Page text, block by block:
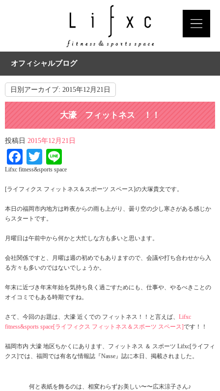
オフィシャルブログ
日別アーカイブ: 2015年12月21日
大濠 フィットネス ！！
投稿日 2015年12月21日
Facebook
Twitter
Lifxc fitness&sports space
[ライフィクス フィットネス＆スポーツ スペース]の大塚貴文です。
本日の福岡市内地方は昨夜からの雨も上がり、曇り空の少し寒さがある感じか
らスタートです。
月曜日は午前中から何かと大忙しな方も多いと思います。
会社関係ですと、月曜は週の初めでもありますので、会議や打ち合わせから入
る方々も多いのではないでしょうか。
年末に近づき年末年始を気持ち良く過ごすためにも、仕事や、やるべきことの
オイコミでもある時期ですね。
さて、今回のお題は、大濠 近くでの フィットネス！！と言えば、 Lifxc
fitness&sports space[ライフィクス フィットネス＆スポーツ スペース]です！！
福岡市内 大濠 地区ちかくにあります、フィットネス ＆ スポーツ Lifxc[ライフィ
クス]では、福岡では有名な情報誌『Nasse』誌に本日、掲載されました。
何と表紙を飾るのは、相変わらずお美しい〜〜広末涼子さん♪